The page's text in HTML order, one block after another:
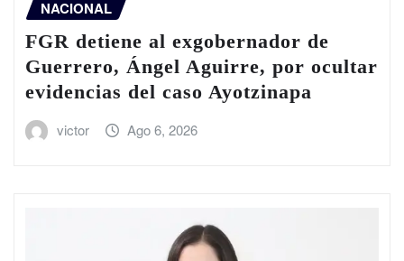
NACIONAL
FGR detiene al exgobernador de
Guerrero, Ángel Aguirre, por ocultar
evidencias del caso Ayotzinapa
victor Ago 6, 2026